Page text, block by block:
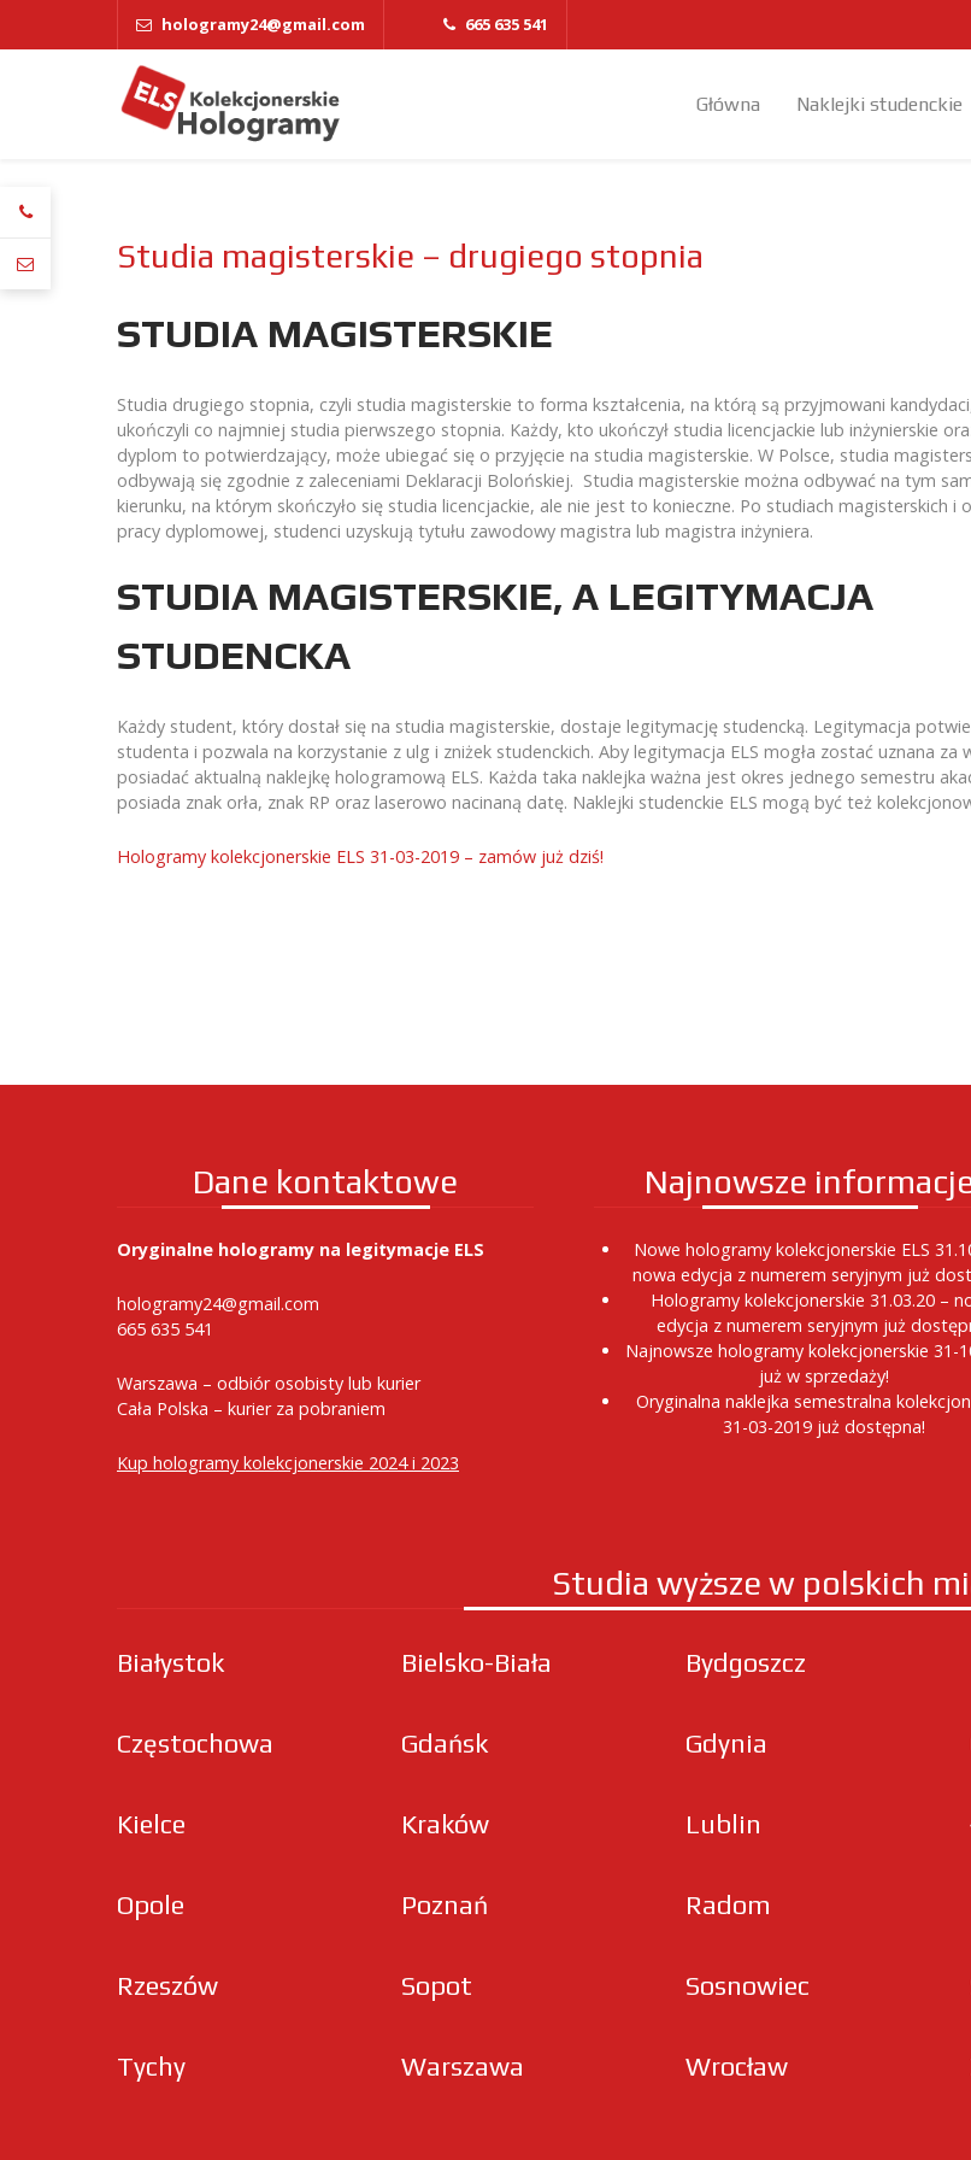
hologramy24@gmail.com 665 635 541
Główna Naklejki studenckie
Studia magisterskie – drugiego stopnia
STUDIA MAGISTERSKIE
Studia drugiego stopnia, czyli studia magisterskie to forma kształcenia, na którą są przyjmowani
ukończyli co najmniej studia pierwszego stopnia. Każdy, kto ukończył studia licencjackie lub inżynierskie
dyplom to potwierdzający, może ubiegać się o przyjęcie na studia magisterskie. W Polsce, studia
odbywają się zgodnie z zaleceniami Deklaracji Bolońskiej. Studia magisterskie można odbywać na tym
kierunku, na którym skończyło się studia licencjackie, ale nie jest to konieczne. Po studiach magisterskich i
pracy dyplomowej, studenci uzyskują tytułu zawodowy magistra lub magistra inżyniera.
STUDIA MAGISTERSKIE, A LEGITYMACJA
STUDENCKA
Każdy student, który dostał się na studia magisterskie, dostaje legitymację studencką. Legitymacja
studenta i pozwala na korzystanie z ulg i zniżek studenckich. Aby legitymacja ELS mogła zostać uznana za
posiadać aktualną naklejkę hologramową ELS. Każda taka naklejka ważna jest okres jednego semestru
posiada znak orła, znak RP oraz laserowo nacinaną datę. Naklejki studenckie ELS mogą być też
Hologramy kolekcjonerskie ELS 31-03-2019 – zamów już dziś!
Dane kontaktowe
Oryginalne hologramy na legitymacje ELS
hologramy24@gmail.com
665 635 541
Warszawa – odbiór osobisty lub kurier
Cała Polska – kurier za pobraniem
Kup hologramy kolekcjonerskie 2024 i 2023
Najnowsze
Nowe hologramy kolekcjonerskie ELS
nowa edycja z numerem seryjnym już
Hologramy kolekcjonerskie 31.03.20 –
edycja z numerem seryjnym już
Najnowsze hologramy kolekcjonerskie 31-
już w sprzedaży!
Oryginalna naklejka semestralna
31-03-2019 już dostępna!
Studia wyższe w polskich
Białystok Bielsko-Biała Bydgoszcz
Częstochowa Gdańsk Gdynia
Kielce Kraków Lublin
Opole Poznań Radom
Rzeszów Sopot Sosnowiec
Tychy Warszawa Wrocław